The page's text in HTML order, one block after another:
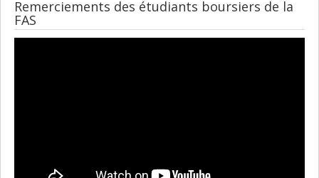
Remerciements des étudiants boursiers de la
FAS